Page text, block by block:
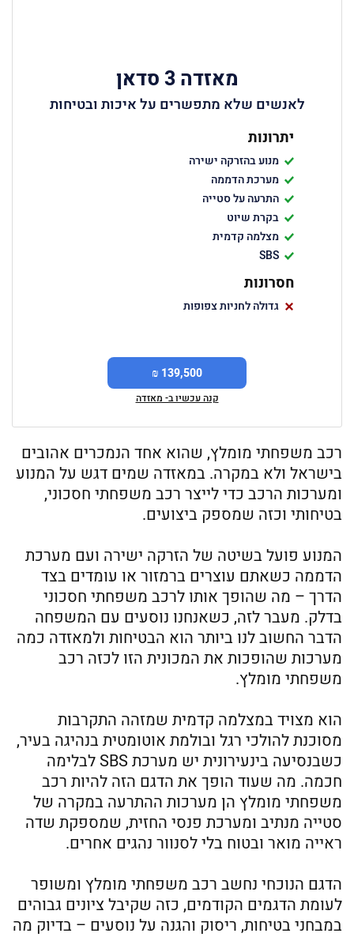
מאזדה 3 סדאן
לאנשים שלא מתפשרים על איכות ובטיחות
יתרונות
מנוע בהזרקה ישירה
מערכת הדממה
התרעה על סטייה
בקרת שיוט
מצלמה קדמית
SBS
חסרונות
גדולה לחניות צפופות
139,500 ₪
קנה עכשיו ב- מאזדה
רכב משפחתי מומלץ, שהוא אחד הנמכרים אהובים
בישראל ולא במקרה. במאזדה שמים דגש על המנוע
ומערכות הרכב כדי לייצר רכב משפחתי חסכוני,
בטיחותי וכזה שמספק ביצועים.
המנוע פועל בשיטה של הזרקה ישירה ועם מערכת
הדממה כשאתם עוצרים ברמזור או עומדים בצד
הדרך – מה שהופך אותו לרכב משפחתי חסכוני
בדלק. מעבר לזה, כשאנחנו נוסעים עם המשפחה
הדבר החשוב לנו ביותר הוא הבטיחות ולמאזדה כמה
מערכות שהופכות את המכונית הזו לכזה רכב
משפחתי מומלץ.
הוא מצויד במצלמה קדמית שמזהה התקרבות
מסוכנת להולכי רגל ובולמת אוטומטית בנהיגה בעיר,
כשבנסיעה בינעירונית יש מערכת SBS לבלימה
חכמה. מה שעוד הופך את הדגם הזה להיות רכב
משפחתי מומלץ הן מערכות ההתרעה במקרה של
סטייה מנתיב ומערכת פנסי החזית, שמספקת שדה
ראייה מואר ובטוח בלי לסנוור נהגים אחרים.
הדגם הנוכחי נחשב רכב משפחתי מומלץ ומשופר
לעומת הדגמים הקודמים, כזה שקיבל ציונים גבוהים
במבחני בטיחות, ריסוק והגנה על נוסעים – בדיוק מה